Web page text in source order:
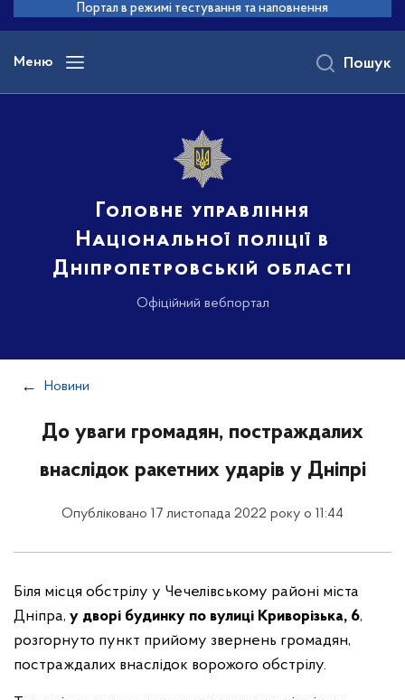
основного
вмісту
Портал в режимі тестування та наповнення
Меню
Головне управління
Національної поліції в
Дніпропетровській області
Офіційний вебпортал
Пошук
Новини
До уваги громадян, постраждалих
внаслідок ракетних ударів у Дніпрі
Опубліковано 17 листопада 2022 року о 11:44
Біля місця обстрілу у Чечелівському районі міста
Дніпра, у дворі будинку по вулиці Криворізька, 6,
розгорнуто пункт прийому звернень громадян,
постраждалих внаслідок ворожого обстрілу.